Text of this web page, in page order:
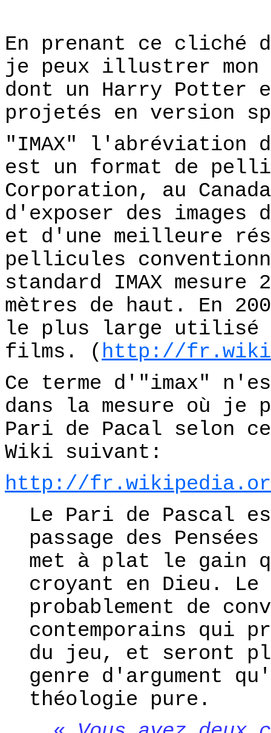
En prenant ce cliché
je peux illustrer mon
dont un Harry Potter
projetés en version
"IMAX" l'abréviation
est un format de
Corporation, au
d'exposer des
et d'une meilleure
pellicules
standard IMAX
mètres de haut. En
le plus large utilisé
films. ( http://
Ce terme d'"imax"
dans la mesure où je
Pari de Pacal selon
Wiki suivant:
http://
Le Pari de Pascal
passage des
met à plat le gain
croyant en Dieu.
probablement de
contemporains qui
du jeu, et seront
genre d'argument
théologie pure.